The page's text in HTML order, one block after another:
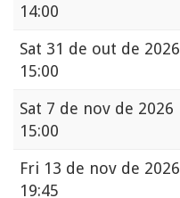
14:00
Sat 31 de out de 2026
15:00
Sat 7 de nov de 2026
15:00
Fri 13 de nov de 2026
19:45